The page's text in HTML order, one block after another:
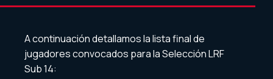
A continuación detallamos la lista final de
jugadores convocados para la Selección LRF
Sub 14: